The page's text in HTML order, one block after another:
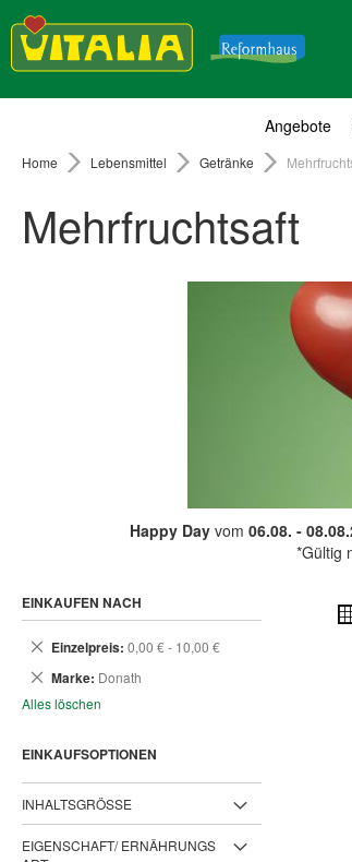
Angebote
Home Lebensmittel Getränke
Mehrfruchtsaft
Happy Dayvom 06.08. -
*Gültig
EINKAUFEN NACH
Einzelpreis 0,00 € - 10,00 €
Dies
Marke Donath
Dies
Alles löschen
EINKAUFSOPTIONEN
INHALTSGRÖSSE
EIGENSCHAFT/ ERNÄHRUNGS